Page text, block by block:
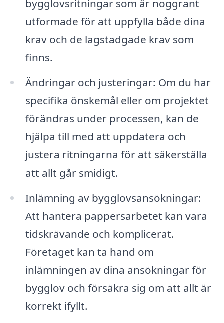
bygglovsritningar som är noggrant
utformade för att uppfylla både dina
krav och de lagstadgade krav som
finns.
Ändringar och justeringar: Om du har
specifika önskemål eller om projektet
förändras under processen, kan de
hjälpa till med att uppdatera och
justera ritningarna för att säkerställa
att allt går smidigt.
Inlämning av bygglovsansökningar:
Att hantera pappersarbetet kan vara
tidskrävande och komplicerat.
Företaget kan ta hand om
inlämningen av dina ansökningar för
bygglov och försäkra sig om att allt är
korrekt ifyllt.